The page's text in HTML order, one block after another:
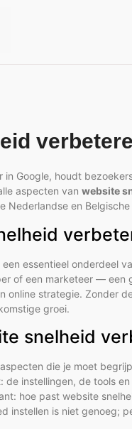
in Google, houdt
aspecten van website
Nederlandse en
essentieel onderdeel
of een marketeer —
online strategie. Zonder
groei.
snelheid
die je moet
de instellingen, de tools
hoe past website
instellen is niet genoeg;